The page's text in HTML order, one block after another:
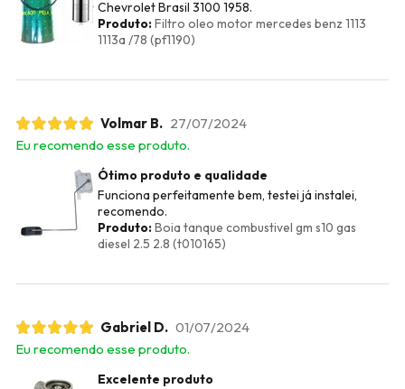
Chevrolet Brasil 3100 1958.
Produto:Filtro oleo motor mercedes benz 1113
1113a /78 (pf1190)
Volmar B. 27/07/2024
Eu recomendo esse produto.
Ótimo produto e qualidade
Funciona perfeitamente bem, testei já instalei,
recomendo.
Produto:Boia tanque combustivel gm s10 gas
diesel 2.5 2.8 (t010165)
Gabriel D. 01/07/2024
Eu recomendo esse produto.
Excelente produto